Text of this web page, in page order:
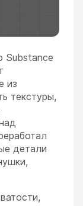
Substance
из
текстуры,
детали